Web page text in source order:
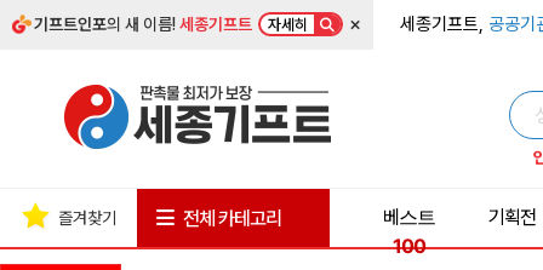
기프트인포의 새 이름!세종기프트 자세히 × 세종기프트, 공공기
즐겨찾기 전체 카테고리
베스트
100
기획전